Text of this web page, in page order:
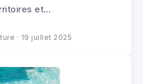
et…
· 19 juillet 2025